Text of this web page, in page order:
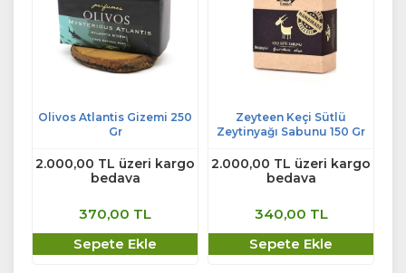
Olivos Atlantis Gizemi 250
Gr
2.000,00 TL üzeri kargo
bedava
370,00 TL
Sepete Ekle
Zeyteen Keçi Sütlü
Zeytinyağı Sabunu 150 Gr
2.000,00 TL üzeri kargo
bedava
340,00 TL
Sepete Ekle